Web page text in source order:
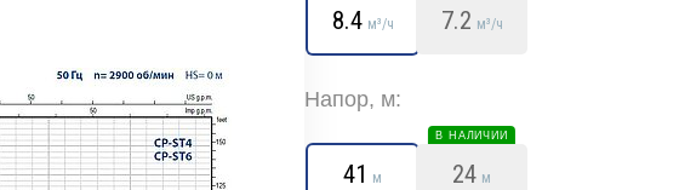
8.4 м³/ч 7.2 м³/ч
Напор, м:
41 м 24
В НАЛИЧИИ
м